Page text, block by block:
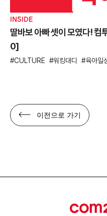
INSIDE
딸바보 아빠 셋이 모였다! 컴
0]
CULTURE 워킹대디 육아일
이전으로 가기